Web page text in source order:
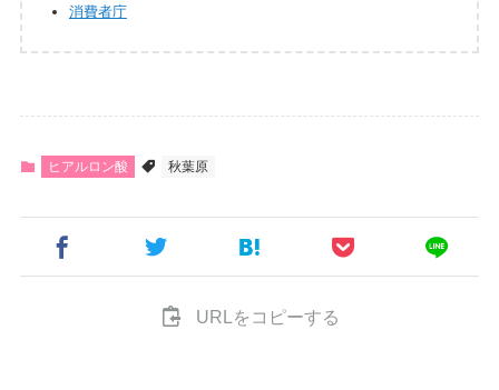
消費者庁
ヒアルロン酸 秋葉原
URLをコピーする